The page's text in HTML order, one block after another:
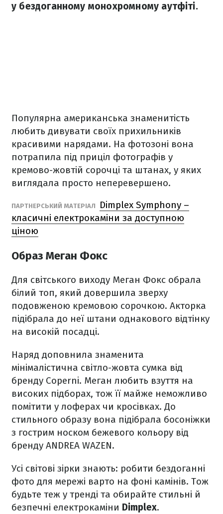
у бездоганному монохромному аутфіті.
Популярна американська знаменитість
любить дивувати своїх прихильників
красивими нарядами. На фотозоні вона
потрапила під приціл фотографів у
кремово-жовтій сорочці та штанах, у яких
виглядала просто неперевершено.
ПАРТНЕРСЬКИЙ МАТЕРІАЛ
Dimplex Symphony –
класичні електрокаміни за доступною
ціною
Образ Меган Фокс
Для світського виходу Меган Фокс обрала
білий топ, який довершила зверху
подовженою кремовою сорочкою. Акторка
підібрала до неї штани однакового відтінку
на високій посадці.
Наряд доповнила знаменита
мінімалістична світло-жовта сумка від
бренду Сoperni. Меган любить взуття на
високих підборах, тож її майже неможливо
помітити у лоферах чи кросівках. До
стильного образу вона підібрала босоніжки
з гострим носком бежевого кольору від
бренду ANDREA WAZEN.
Усі світові зірки знають: робити бездоганні
фото для мережі варто на фоні камінів. Тож
будьте теж у тренді та обирайте стильні й
безпечні електрокаміни Dimplex.